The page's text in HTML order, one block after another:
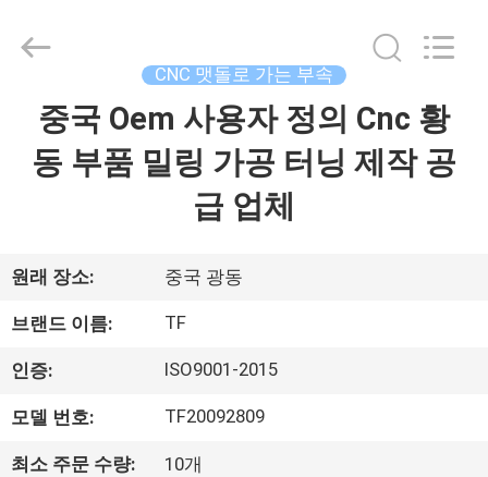
우
리
에
2021
Technology
CNC 맷돌로 가는 부속
중국 Oem 사용자 정의 Cnc 황
동 부품 밀링 가공 터닝 제작 공
급 업체
원래 장소: 중국 광동
브랜드 이름: TF
인증: ISO9001-2015
모델 번호: TF20092809
최소 주문 수량: 10개